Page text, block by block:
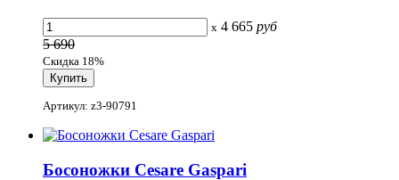
x 4 665 руб
5 690
Скидка 18%
Артикул: z3-90791
Босоножки Cesare Gaspari